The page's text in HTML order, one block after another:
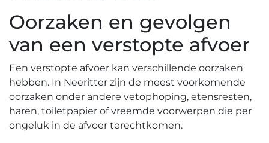
Oorzaken en gevolgen
van een verstopte afvoer
Een verstopte afvoer kan verschillende oorzaken
hebben. In Neeritter zijn de meest voorkomende
oorzaken onder andere vetophoping, etensresten,
haren, toiletpapier of vreemde voorwerpen die per
ongeluk in de afvoer terechtkomen.​